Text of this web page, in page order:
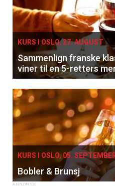
KURS I OSLO, 27. AUGUST
Sammenlign franske
viner til en 5-retters
KURS I OSLO, 05.
Bobler & Brunsj